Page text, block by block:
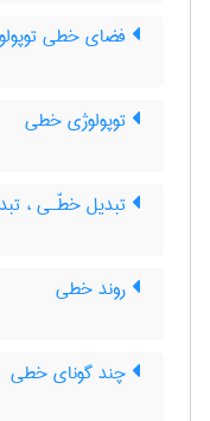
فضای خطی
توپولوژی خطی
تبدیل خطّـی ،
روند خطی
چند گونای خطی